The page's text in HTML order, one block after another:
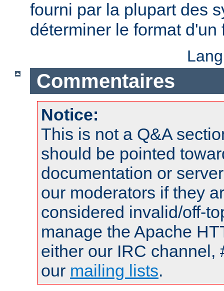
fourni par la plupart des
déterminer le format d'un
Commentaires
Notice:
This is not a Q&A
should be pointed
documentation or
our moderators if they
considered invalid/off-
manage the Apache
either our IRC channel,
our mailing lists.